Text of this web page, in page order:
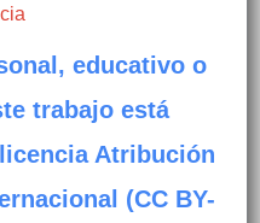
educativo o
trabajo está
Atribución
(CC BY-